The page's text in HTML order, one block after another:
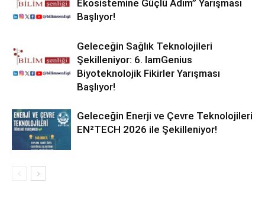
Ekosistemine Güçlü Adım” Yarışması
Başlıyor!
Geleceğin Sağlık Teknolojileri
Şekilleniyor: 6. IamGenius
Biyoteknolojik Fikirler Yarışması
Başlıyor!
Geleceğin Enerji ve Çevre Teknolojileri
EN²TECH 2026 ile Şekilleniyor!